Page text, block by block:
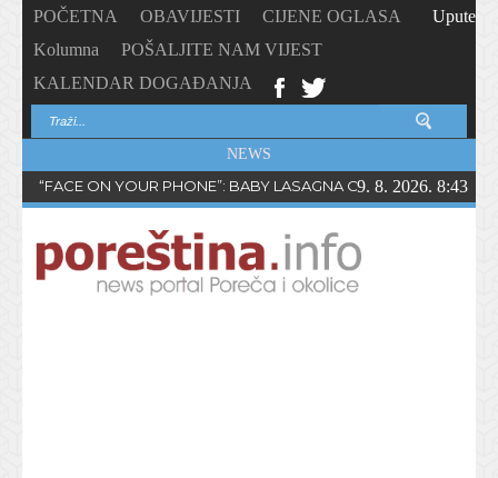
POČETNA OBAVIJESTI
CIJENE OGLASA
Kolumna
POŠALJITE NAM VIJEST
KALENDAR DOGAĐANJA
Upute
NEWS
“FACE ON YOUR PHONE”: BABY LASAGNA OBJAVIO NOVI
9. 8. 2026. 8:43